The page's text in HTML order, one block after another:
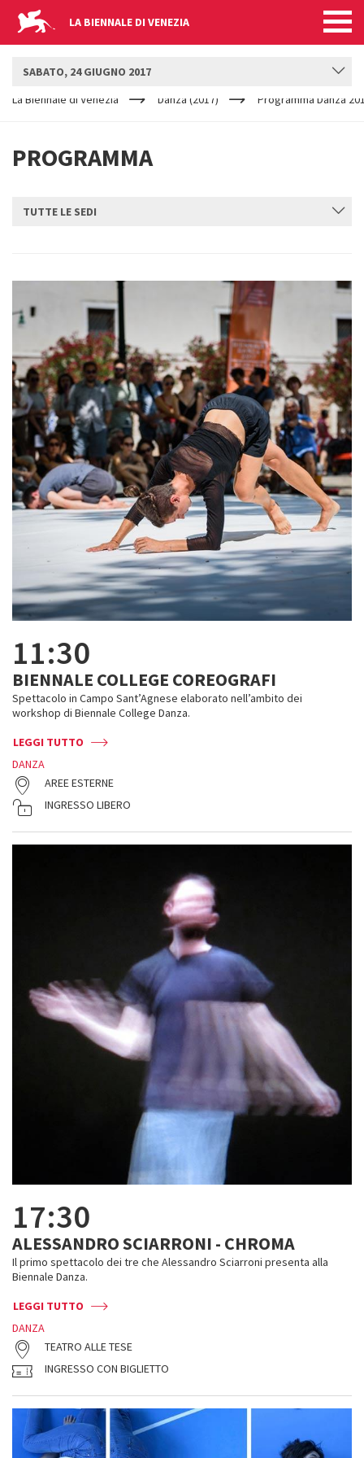
LA BIENNALE DI VENEZIA
ARE
La Biennale di Venezia Danza (2017) Programma Danza
PROGRAMMA
SABATO, 24 GIUGNO 2017
TUTTE LE SEDI
11:30
BIENNALE COLLEGE COREOGRAFI
Spettacolo in Campo Sant’Agnese elaborato nell’ambito dei
workshop di Biennale College Danza.
LEGGI TUTTO
DANZA
AREE ESTERNE
INGRESSO LIBERO
17:30
ALESSANDRO SCIARRONI - CHROMA
Il primo spettacolo dei tre che Alessandro Sciarroni presenta alla
Biennale Danza.
LEGGI TUTTO
DANZA
TEATRO ALLE TESE
INGRESSO CON BIGLIETTO